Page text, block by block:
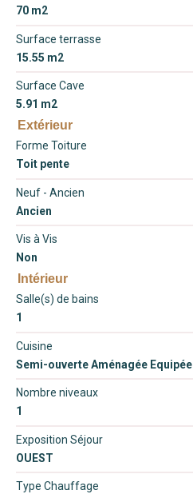
70 m2
Surface terrasse
15.55 m2
Surface Cave
5.91 m2
Extérieur
Forme Toiture
Toit pente
Neuf - Ancien
Ancien
Vis à Vis
Non
Intérieur
Salle(s) de bains
1
Cuisine
Semi-ouverte Aménagée Equipée
Nombre niveaux
1
Exposition Séjour
OUEST
Type Chauffage